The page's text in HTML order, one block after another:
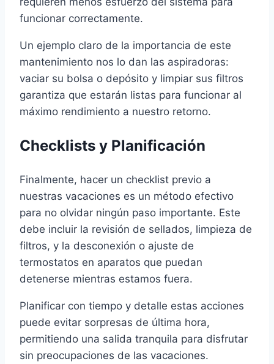
funcionar correctamente.
Un ejemplo claro de la importancia de este
mantenimiento nos lo dan las aspiradoras:
vaciar su bolsa o depósito y limpiar sus filtros
garantiza que estarán listas para funcionar al
máximo rendimiento a nuestro retorno.
Checklists y Planificación
Finalmente, hacer un checklist previo a
nuestras vacaciones es un método efectivo
para no olvidar ningún paso importante. Este
debe incluir la revisión de sellados, limpieza de
filtros, y la desconexión o ajuste de
termostatos en aparatos que puedan
detenerse mientras estamos fuera.
Planificar con tiempo y detalle estas acciones
puede evitar sorpresas de última hora,
permitiendo una salida tranquila para disfrutar
sin preocupaciones de las vacaciones.